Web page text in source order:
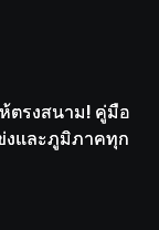
ตรงสนาม! คู่มือ
งและภูมิภาคทุก